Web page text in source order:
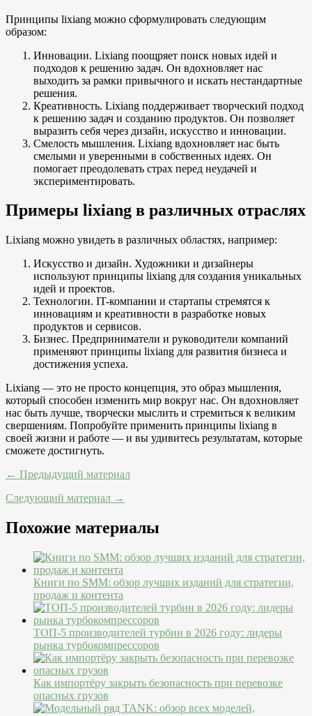
Принципы lixiang можно сформулировать следующим
образом:
Инновации. Lixiang поощряет поиск новых идей и
подходов к решению задач. Он вдохновляет нас
выходить за рамки привычного и искать нестандартные
решения.
Креативность. Lixiang поддерживает творческий подход
к решению задач и созданию продуктов. Он позволяет
выразить себя через дизайн, искусство и инновации.
Смелость мышления. Lixiang вдохновляет нас быть
смелыми и уверенными в собственных идеях. Он
помогает преодолевать страх перед неудачей и
экспериментировать.
Примеры lixiang в различных отраслях
Lixiang можно увидеть в различных областях, например:
Искусство и дизайн. Художники и дизайнеры
используют принципы lixiang для создания уникальных
идей и проектов.
Технологии. IT-компании и стартапы стремятся к
инновациям и креативности в разработке новых
продуктов и сервисов.
Бизнес. Предприниматели и руководители компаний
применяют принципы lixiang для развития бизнеса и
достижения успеха.
Lixiang — это не просто концепция, это образ мышления,
который способен изменить мир вокруг нас. Он вдохновляет
нас быть лучше, творчески мыслить и стремиться к великим
свершениям. Попробуйте применить принципы lixiang в
своей жизни и работе — и вы удивитесь результатам, которые
сможете достигнуть.
← Предыдущий материал
Следующий материал →
Похожие материалы
Книги по SMM: обзор лучших изданий для стратегии,
продаж и контента
ТОП-5 производителей турбин в 2026 году: лидеры
рынка турбокомпрессоров
Как импортёру закрыть безопасность при перевозке
опасных грузов